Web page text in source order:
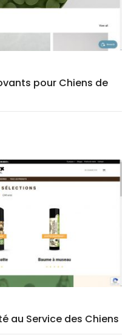
pour Chiens de
au Service des Chiens